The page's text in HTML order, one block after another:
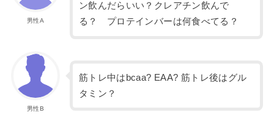
男性A
ン飲んだらいい？クレアチン飲んで
る？ プロテインバーは何食べてる？
男性B
筋トレ中はbcaa? EAA? 筋トレ後はグル
タミン？